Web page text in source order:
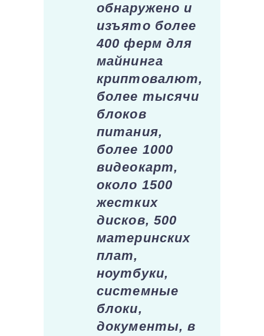
обнаружено и
изъято более
400 ферм для
майнинга
криптовалют,
более тысячи
блоков
питания,
более 1000
видеокарт,
около 1500
жестких
дисков, 500
материнских
плат,
ноутбуки,
системные
блоки,
документы, в